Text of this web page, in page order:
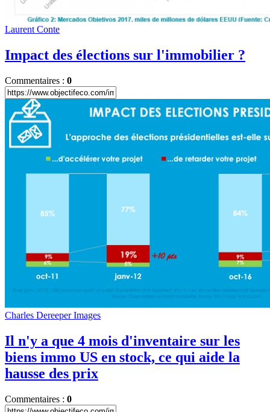
Laurent Conte
Impact des élections sur l'immobilier ?
Commentaires : 0
Charles Dereeper Images
Il n'y a que 4 mois d'inventaire sur les
biens immo US en stock, ce qui aide la
hausse des prix
Commentaires : 0